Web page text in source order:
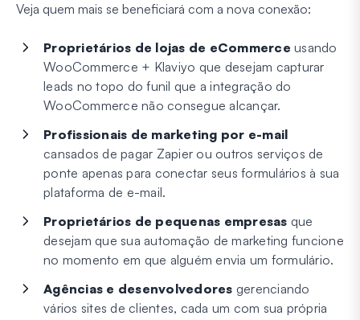
Veja quem mais se beneficiará com a nova conexão:
Proprietários de lojas de eCommerce usando
WooCommerce + Klaviyo que desejam capturar
leads no topo do funil que a integração do
WooCommerce não consegue alcançar.
Profissionais de marketing por e-mail
cansados de pagar Zapier ou outros serviços de
ponte apenas para conectar seus formulários à sua
plataforma de e-mail.
Proprietários de pequenas empresas que
desejam que sua automação de marketing funcione
no momento em que alguém envia um formulário.
Agências e desenvolvedores gerenciando
vários sites de clientes, cada um com sua própria